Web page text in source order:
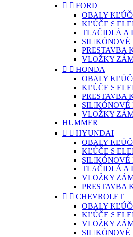
  FORD
OBALY
KĽÚČE S
TLAČIDLÁ A
SILIKÓNOVÉ
PRESTAVBA
VLOŽKY
  HONDA
OBALY
KĽÚČE S
PRESTAVBA
SILIKÓNOVÉ
VLOŽKY
HUMMER
  HYUNDAI
OBALY
KĽÚČE S
SILIKÓNOVÉ
TLAČIDLÁ A
VLOŽKY
PRESTAVBA
  CHEVROLET
OBALY
KĽÚČE S
VLOŽKY
SILIKÓNOVÉ